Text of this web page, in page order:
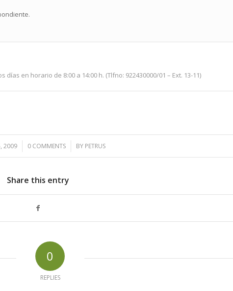
en horario de 8:00 a 14:00 h. (Tlfno: 922430000/01 – Ext. 13-11)
2009 0 COMMENTS
/ BY PETRUS
Share this entry
0
REPLIES